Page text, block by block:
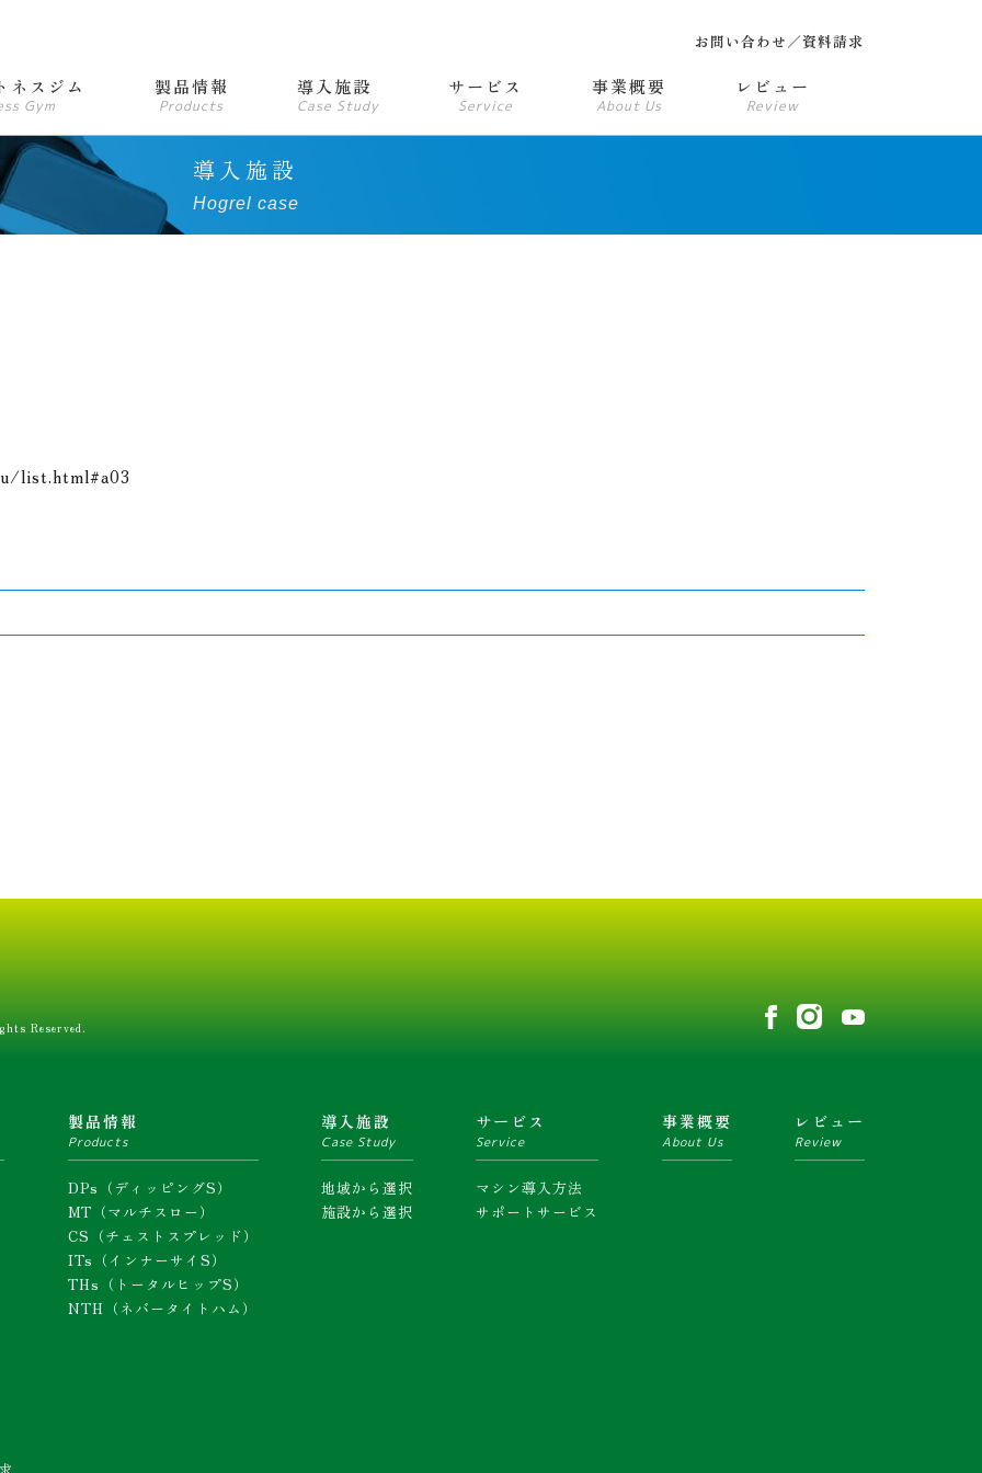
お問い合わせ／資料請求
ネスジム
Gym
製品情報
Products
導入施設
Case Study
サービス
Service
事業概要
About Us
レビュー
Review
導入施設
Hogrel case
list.html#a03
Reserved.
製品情報
Products
DPs（ディッピングS）
MT（マルチスロー）
CS（チェストスプレッド）
ITs（インナーサイS）
THs（トータルヒップS）
NTH（ネバータイトハム）
導入施設
Case Study
地域から選択
施設から選択
サービス
Service
マシン導入方法
サポートサービス
事業概要
About Us
レビュー
Review